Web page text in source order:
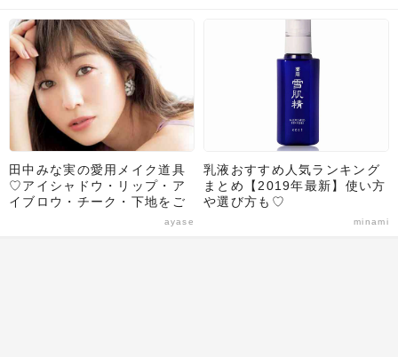
田中みな実の愛用メイク道具
♡アイシャドウ・リップ・ア
イブロウ・チーク・下地をご
ayase
乳液おすすめ人気ランキング
まとめ【2019年最新】使い方
や選び方も♡
minami